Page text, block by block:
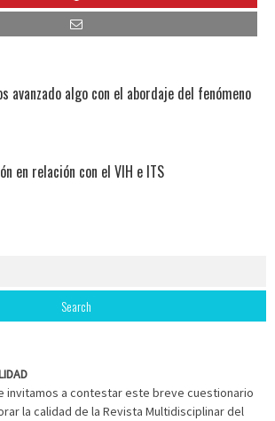
avanzado algo con el abordaje del fenómeno
en relación con el VIH e ITS
invitamos a contestar este breve cuestionario
la calidad de la Revista Multidisciplinar del